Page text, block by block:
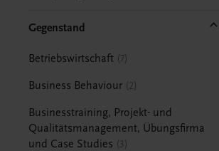
Gegenstand
Betriebswirtschaft 7
Business Behaviour 2
Businesstraining, Projekt- und
Qualitätsmanagement, Übungsfirma
und Case Studies
3